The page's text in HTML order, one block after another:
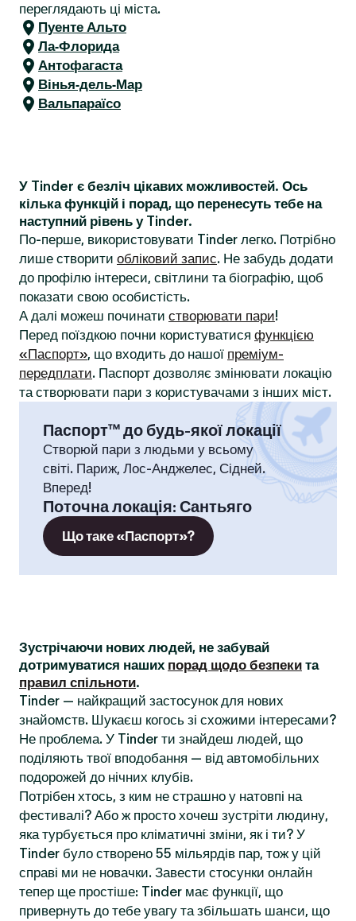
переглядають ці міста.
Пуенте Альто
Ла-Флорида
Антофагаста
Вінья-дель-Мар
Вальпараїсо
У Tinder є безліч цікавих можливостей. Ось
кілька функцій і порад, що перенесуть тебе на
наступний рівень у Tinder.
По-перше, використовувати Tinder легко. Потрібно
лише створити обліковий запис. Не забудь додати
до профілю інтереси, світлини та біографію, щоб
показати свою особистість.
А далі можеш починати створювати пари!
Перед поїздкою почни користуватися функцією
«Паспорт», що входить до нашої преміум-
передплати. Паспорт дозволяє змінювати локацію
та створювати пари з користувачами з інших міст.
Паспорт™ до будь-якої локації
Створюй пари з людьми у всьому
світі. Париж, Лос-Анджелес, Сідней.
Вперед!
Поточна локація: Сантьяго
Що таке «Паспорт»?
Зустрічаючи нових людей, не забувай
дотримуватися наших порад щодо безпеки та
правил спільноти.
Tinder — найкращий застосунок для нових
знайомств. Шукаєш когось зі схожими інтересами?
Не проблема. У Tinder ти знайдеш людей, що
поділяють твої вподобання — від автомобільних
подорожей до нічних клубів.
Потрібен хтось, з ким не страшно у натовпі на
фестивалі? Або ж просто хочеш зустріти людину,
яка турбується про кліматичні зміни, як і ти? У
Tinder було створено 55 мільярдів пар, тож у цій
справі ми не новачки. Завести стосунки онлайн
тепер ще простіше: Tinder має функції, що
привернуть до тебе увагу та збільшать шанси, що